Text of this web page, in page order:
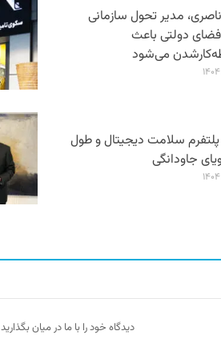
مدیر تحول سازمانی
دولتی باعث
می‌شود
پلتفرم سلامت دیجیتال و طول
جاودانگی
دیدگاه خود را با ما در میان بگذارید